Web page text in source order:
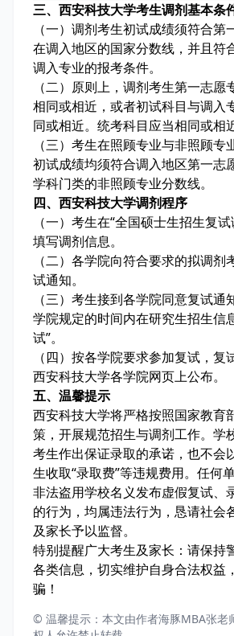
三、西安科技大学考生调剂基本条
（一）调剂考生初试成绩须符合第
在调入地区的国家分数线，并且符
调入专业的报考条件。
（二）原则上，调剂考生第一志愿
相同或相近，或者初试科目与调入
同或相近。统考科目应当相同或相近
（三）考生在照顾专业与非照顾专
初试成绩均须符合调入地区第一志
学科门类的非照顾专业分数线。
四、西安科技大学调剂程序
（一）考生在“全国硕士生招生复
填写调剂信息。
（二）各学院向符合要求的拟调剂
试通知。
（三）考生接到各学院同意复试通
学院规定的时间内在研究生招生信
试”。
（四）按各学院要求参加复试，复
西安科技大学各学院网页上公布。
五、温馨提示
西安科技大学将严格按照国家教育
策，开展规范招生与调剂工作。学
考生作出保证录取的承诺，也不会
生收取“录取费”等违规费用。任何
非法盗用学校名义发布虚假复试、
的行为，均属违法行为，恳请社会
及家长予以监督。
特别提醒广大考生及家长：请保持
各类信息，切实维护自身合法权益
骗！
© 温馨提示：本文由作者海豚MBA张老